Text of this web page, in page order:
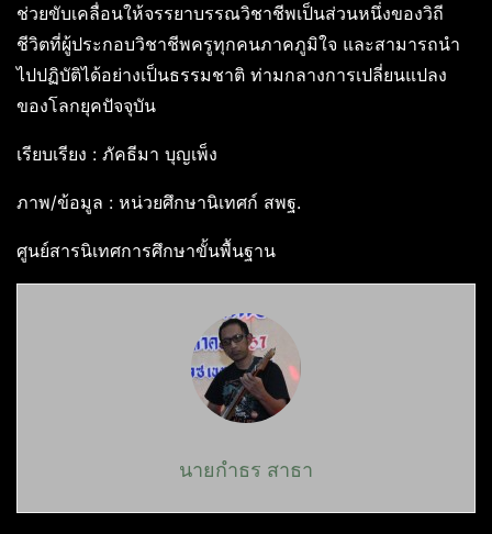
ช่วยขับเคลื่อนให้จรรยาบรรณวิชาชีพเป็นส่วนหนึ่งของวิถี
ชีวิตที่ผู้ประกอบวิชาชีพครูทุกคนภาคภูมิใจ และสามารถนำ
ไปปฏิบัติได้อย่างเป็นธรรมชาติ ท่ามกลางการเปลี่ยนแปลง
ของโลกยุคปัจจุบัน
เรียบเรียง : ภัคธีมา บุญเพ็ง
ภาพ/ข้อมูล : หน่วยศึกษานิเทศก์ สพฐ.
ศูนย์สารนิเทศการศึกษาขั้นพื้นฐาน
นายกำธร สาธา